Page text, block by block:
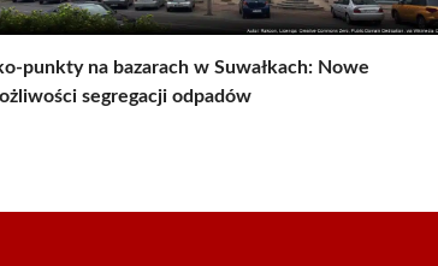
punkty na bazarach w Suwałkach: Nowe
segregacji odpadów